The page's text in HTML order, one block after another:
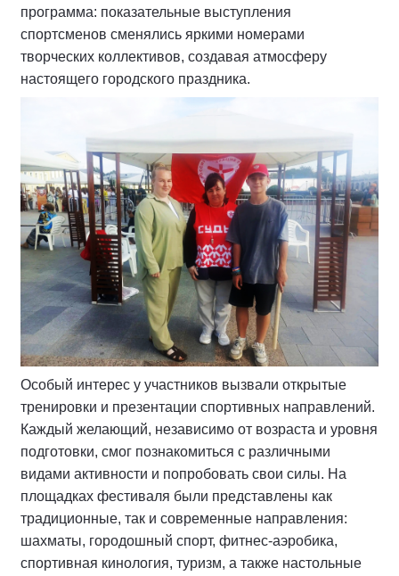
программа: показательные выступления
спортсменов сменялись яркими номерами
творческих коллективов, создавая атмосферу
настоящего городского праздника.
Особый интерес у участников вызвали открытые
тренировки и презентации спортивных направлений.
Каждый желающий, независимо от возраста и уровня
подготовки, смог познакомиться с различными
видами активности и попробовать свои силы. На
площадках фестиваля были представлены как
традиционные, так и современные направления:
шахматы, городошный спорт, фитнес-аэробика,
спортивная кинология, туризм, а также настольные